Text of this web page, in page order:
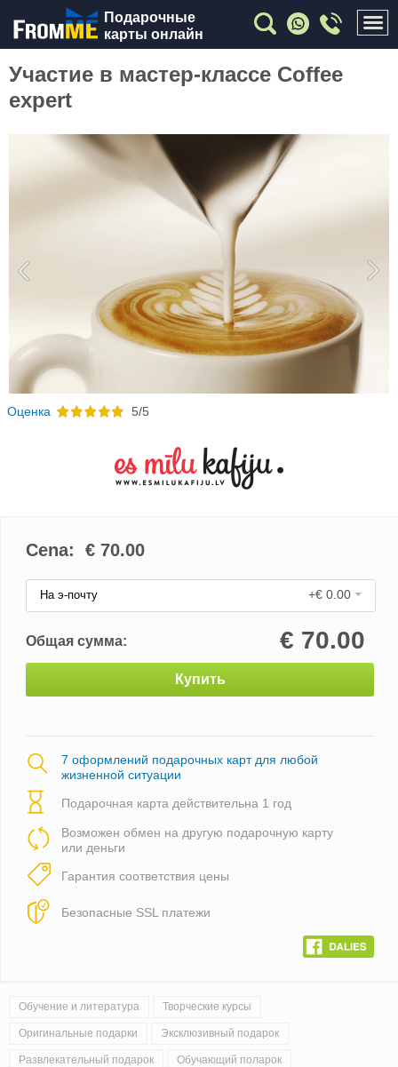
Подарочные
карты онлайн
Участие в мастер-классе Coffee
expert
Previous
Oценка 5/5
Cena: € 70.00
На э-почту +€ 0.00
Общая сумма: € 70.00
Купить
7 оформлений подарочных карт для любой
жизненной ситуации
Подарочная карта действительна 1 год
Возможен обмен на другую подарочную карту
или деньги
Гарантия соответствия цены
Безопасные SSL платежи
Обучение и литература Творческие курсы
Оригинальные подарки Эксклюзивный подарок
Развлекательный подарок Обучающий поларок